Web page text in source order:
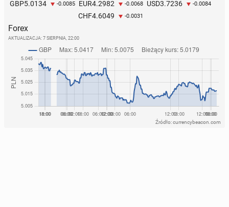
GBP5.0134 -0.0085 EUR4.2982 -0.0068 USD3.7236 -0.0084
CHF4.6049 -0.0031
Forex
AKTUALIZACJA: 7 SIERPNIA, 22:00
Źródło: currencybeacon.com